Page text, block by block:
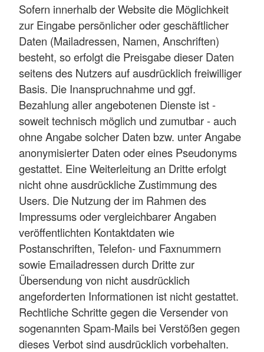
Sofern innerhalb der Website die Möglichkeit
zur Eingabe persönlicher oder geschäftlicher
Daten (Mailadressen, Namen, Anschriften)
besteht, so erfolgt die Preisgabe dieser Daten
seitens des Nutzers auf ausdrücklich freiwilliger
Basis. Die Inanspruchnahme und ggf.
Bezahlung aller angebotenen Dienste ist -
soweit technisch möglich und zumutbar - auch
ohne Angabe solcher Daten bzw. unter Angabe
anonymisierter Daten oder eines Pseudonyms
gestattet. Eine Weiterleitung an Dritte erfolgt
nicht ohne ausdrückliche Zustimmung des
Users. Die Nutzung der im Rahmen des
Impressums oder vergleichbarer Angaben
veröffentlichten Kontaktdaten wie
Postanschriften, Telefon- und Faxnummern
sowie Emailadressen durch Dritte zur
Übersendung von nicht ausdrücklich
angeforderten Informationen ist nicht gestattet.
Rechtliche Schritte gegen die Versender von
sogenannten Spam-Mails bei Verstößen gegen
dieses Verbot sind ausdrücklich vorbehalten.